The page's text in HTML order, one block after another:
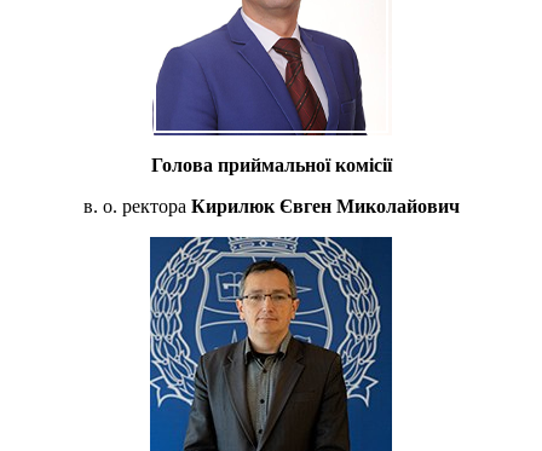
Голова приймальної комісії
в. о. ректора Кирилюк Євген Миколайович